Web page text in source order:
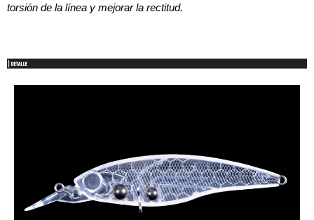
torsión de la línea y mejorar la rectitud.